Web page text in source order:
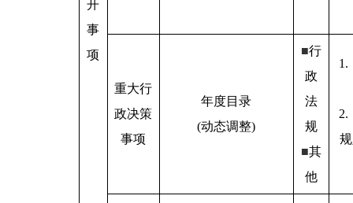
开
事
项
重大行
政决策
事项
年度目录
(动态调整)
■行
政
法
规
■其
他
1.
2.